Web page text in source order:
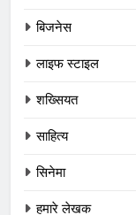
बिजनेस
लाइफ स्टाइल
शख्सियत
साहित्य
सिनेमा
हमारे लेखक